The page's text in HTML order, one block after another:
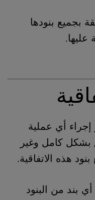
بجميع بنودها
عليها.
أي عملية
بشكل كامل وغير
هذه الاتفاقية.
بند من البنود